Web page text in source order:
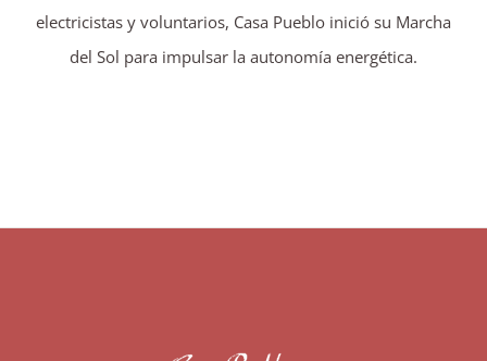
electricistas y voluntarios, Casa Pueblo inició su Marcha
del Sol para impulsar la autonomía energética.